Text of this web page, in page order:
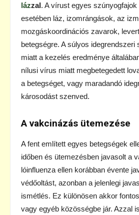
lázzal. A vírust egyes
esetében láz, izomrángások, az
mozgáskoordinációs zavarok,
betegségre. A súlyos idegrendszeri
miatt a kezelés eredménye
nílusi vírus miatt megbetegedett
a betegséget, vagy maradandó
károsodást szenved.
A vakcinázás ütemezése
A fent említett egyes betegségek
időben és ütemezésben javasolt a
lóinfluenza ellen korábban évente
védőoltást, azonban a jelenlegi
ismétlés. Ez különösen akkor
vagy egyéb közösségbe jár. Azzal